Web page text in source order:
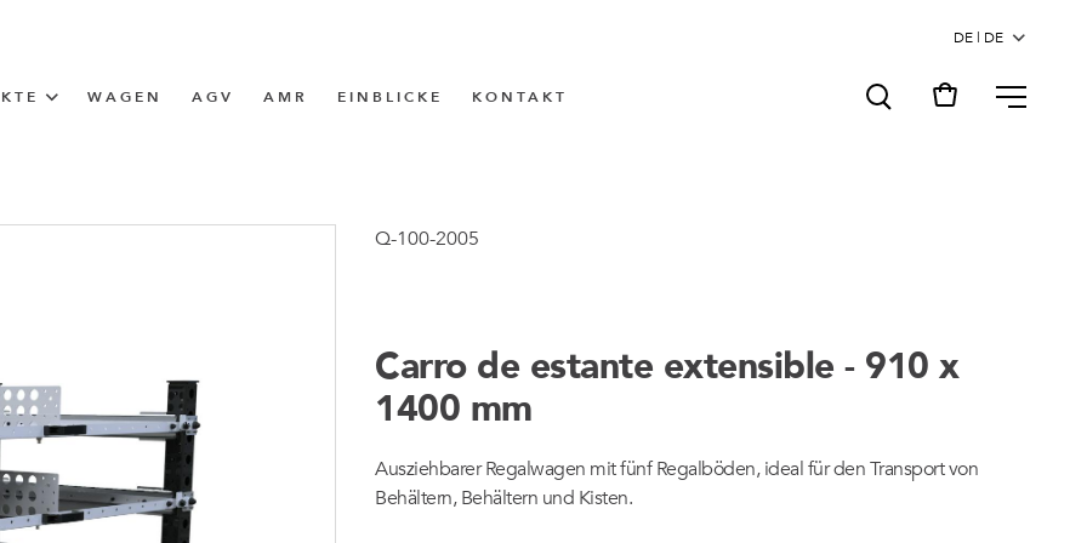
(I-Frame)
WAGEN AGV AMR EINBLICKE KONTAKT MENU
Q-100-2005
Carro de estante extensible - 910 x
1400 mm
Ausziehbarer Regalwagen mit fünf Regalböden, ideal für den Transport von
Behältern, Behältern und Kisten.